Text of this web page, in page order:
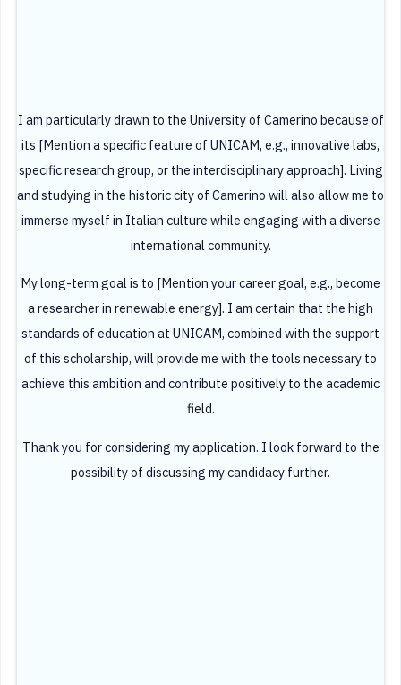
I am particularly drawn to the University of Camerino because of
its [Mention a specific feature of UNICAM, e.g., innovative labs,
specific research group, or the interdisciplinary approach]. Living
and studying in the historic city of Camerino will also allow me to
immerse myself in Italian culture while engaging with a diverse
international community.
My long-term goal is to [Mention your career goal, e.g., become
a researcher in renewable energy]. I am certain that the high
standards of education at UNICAM, combined with the support
of this scholarship, will provide me with the tools necessary to
achieve this ambition and contribute positively to the academic
field.
Thank you for considering my application. I look forward to the
possibility of discussing my candidacy further.